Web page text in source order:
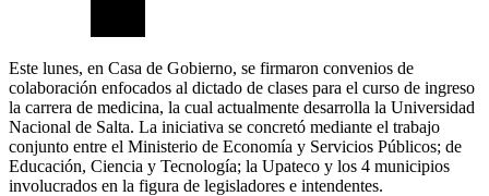
Este lunes, en Casa de Gobierno, se firmaron convenios de
colaboración enfocados al dictado de clases para el curso de ingreso
la carrera de medicina, la cual actualmente desarrolla la Universidad
Nacional de Salta. La iniciativa se concretó mediante el trabajo
conjunto entre el Ministerio de Economía y Servicios Públicos; de
Educación, Ciencia y Tecnología; la Upateco y los 4 municipios
involucrados en la figura de legisladores e intendentes.